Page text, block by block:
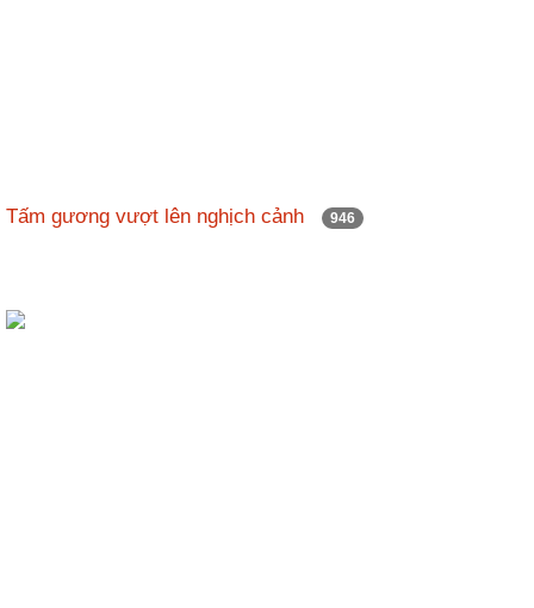
Tấm gương vượt lên nghịch cảnh 946